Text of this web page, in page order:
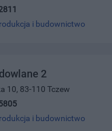
i budownictwo
2
10, 83-110 Tczew
i budownictwo